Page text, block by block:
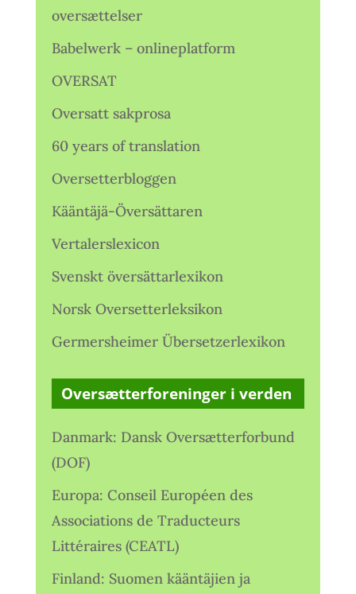
oversættelser
Babelwerk – onlineplatform
OVERSAT
Oversatt sakprosa
60 years of translation
Oversetterbloggen
Kääntäjä-Översättaren
Vertalerslexicon
Svenskt översättarlexikon
Norsk Oversetterleksikon
Germersheimer Übersetzerlexikon
Oversætterforeninger i verden
Danmark: Dansk Oversætterforbund
(DOF)
Europa: Conseil Européen des
Associations de Traducteurs
Littéraires (CEATL)
Finland: Suomen kääntäjien ja